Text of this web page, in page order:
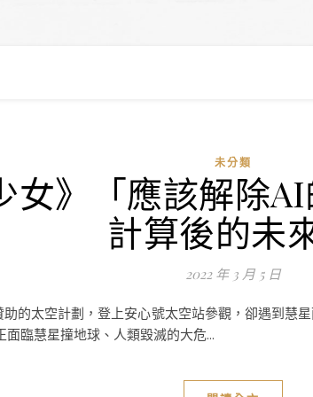
未分類
女》「應該解除
計算後的未來
2022 年 3 月 5 日
的太空計劃，登上安心號太空站參觀，卻遇到慧
臨慧星撞地球、人類毀滅的大危...